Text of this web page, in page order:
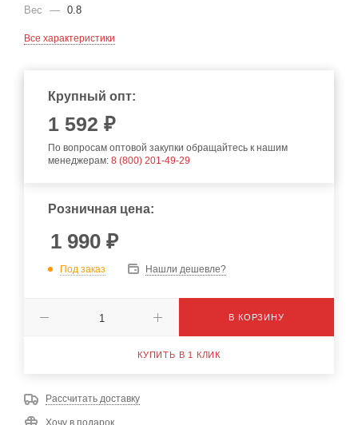
Вес
— 0.8
Все характеристики
Крупный опт:
1 592 ₽
По вопросам оптовой закупки обращайтесь к нашим
менеджерам: 8 (800) 201-49-29
Розничная цена:
1 990 ₽
Под заказ Нашли дешевле?
В КОРЗИНУ
КУПИТЬ В 1 КЛИК
Рассчитать доставку
Хочу в подарок